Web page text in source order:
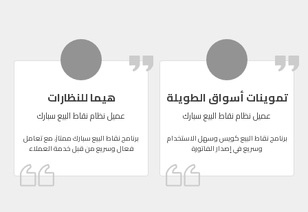
هيما للنظارات
عميل نظام نقاط البيع سبارك
برنامج نقاط البيع سبارك ممتاز، مع تعامل
فعال وسريع من قبل خدمة العملاء
تموينات أسواق الطويلة
عميل نظام نقاط البيع سبارك
برنامج نقاط البيع كويس وسهل الاستخدام
وسريع في إصدار الفاتورة